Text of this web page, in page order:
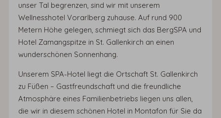
unser Tal begrenzen, sind wir mit unserem
Wellnesshotel Vorarlberg zuhause. Auf rund 900
Metern Höhe gelegen, schmiegt sich das BergSPA und
Hotel Zamangspitze in St. Gallenkirch an einen
wunderschönen Sonnenhang.
Unserem SPA-Hotel liegt die Ortschaft St. Gallenkirch
zu Füßen – Gastfreundschaft und die freundliche
Atmosphäre eines Familienbetriebs liegen uns allen,
die wir in diesem schönen Hotel in Montafon für Sie da